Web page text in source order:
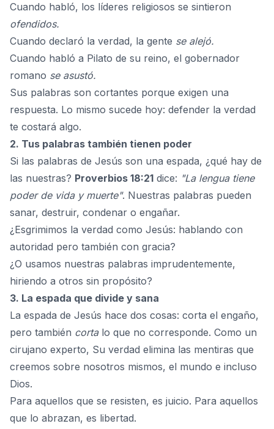
Cuando habló, los líderes religiosos se sintieron
ofendidos.
Cuando declaró la verdad, la gente se alejó.
Cuando habló a Pilato de su reino, el gobernador
romano se asustó.
Sus palabras son cortantes porque exigen una
respuesta. Lo mismo sucede hoy: defender la verdad
te costará algo.
2. Tus palabras también tienen poder
Si las palabras de Jesús son una espada, ¿qué hay de
las nuestras? Proverbios 18:21 dice: "La lengua tiene
poder de vida y muerte". Nuestras palabras pueden
sanar, destruir, condenar o engañar.
¿Esgrimimos la verdad como Jesús: hablando con
autoridad pero también con gracia?
¿O usamos nuestras palabras imprudentemente,
hiriendo a otros sin propósito?
3. La espada que divide y sana
La espada de Jesús hace dos cosas: corta el engaño,
pero también cortalo que no corresponde. Como un
cirujano experto, Su verdad elimina las mentiras que
creemos sobre nosotros mismos, el mundo e incluso
Dios.
Para aquellos que se resisten, es juicio. Para aquellos
que lo abrazan, es libertad.